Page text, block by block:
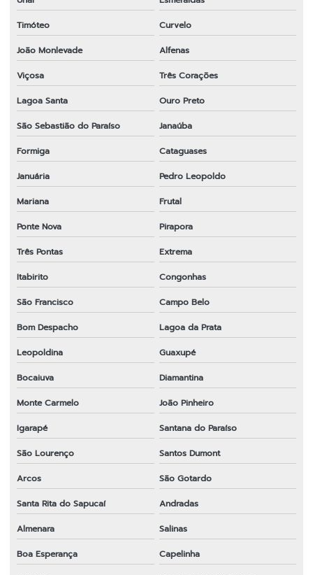
Timóteo
Curvelo
João Monlevade
Alfenas
Viçosa
Três Corações
Lagoa Santa
Ouro Preto
São Sebastião do Paraíso
Janaúba
Formiga
Cataguases
Januária
Pedro Leopoldo
Mariana
Frutal
Ponte Nova
Pirapora
Três Pontas
Extrema
Itabirito
Congonhas
São Francisco
Campo Belo
Bom Despacho
Lagoa da Prata
Leopoldina
Guaxupé
Bocaiuva
Diamantina
Monte Carmelo
João Pinheiro
Igarapé
Santana do Paraíso
São Lourenço
Santos Dumont
Arcos
São Gotardo
Santa Rita do Sapucaí
Andradas
Almenara
Salinas
Boa Esperança
Capelinha